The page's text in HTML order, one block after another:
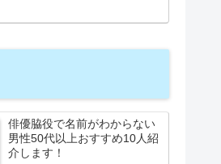
俳優脇役で名前がわからない
男性50代以上おすすめ10人紹
介します！